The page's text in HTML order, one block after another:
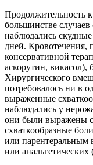
Продолжительность
большинстве
наблюдались
дней. Кровотечения,
консервативной
аскорутин,
Хирургического
потребовалось ни в
выраженные
наблюдались у
они были выражены
схваткообразные
или парентеральным
или анальгетических